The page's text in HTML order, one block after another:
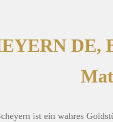
DE,
ist ein wahres